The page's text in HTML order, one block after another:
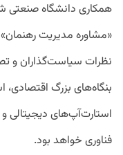
همکاری دانشگاه
«مشاوره مدیریت
نظرات سیاست‌گذاران و
بنگاه‌های بزرگ اقتصادی،
استارت‌آپ‌های
فناوری خواهد بود.